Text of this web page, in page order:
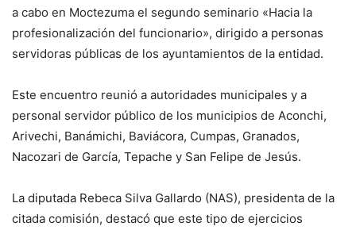
a cabo en Moctezuma el segundo seminario «Hacia la
profesionalización del funcionario», dirigido a personas
servidoras públicas de los ayuntamientos de la entidad.
Este encuentro reunió a autoridades municipales y a
personal servidor público de los municipios de Aconchi,
Arivechi, Banámichi, Baviácora, Cumpas, Granados,
Nacozari de García, Tepache y San Felipe de Jesús.
La diputada Rebeca Silva Gallardo (NAS), presidenta de la
citada comisión, destacó que este tipo de ejercicios